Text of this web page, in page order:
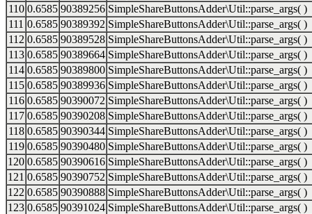
110 0.6585 90389256 SimpleShareButtonsAdder\Util::parse_args( )
111 0.6585 90389392 SimpleShareButtonsAdder\Util::parse_args( )
112 0.6585 90389528 SimpleShareButtonsAdder\Util::parse_args( )
113 0.6585 90389664 SimpleShareButtonsAdder\Util::parse_args( )
114 0.6585 90389800 SimpleShareButtonsAdder\Util::parse_args( )
115 0.6585 90389936 SimpleShareButtonsAdder\Util::parse_args( )
116 0.6585 90390072 SimpleShareButtonsAdder\Util::parse_args( )
117 0.6585 90390208 SimpleShareButtonsAdder\Util::parse_args( )
118 0.6585 90390344 SimpleShareButtonsAdder\Util::parse_args( )
119 0.6585 90390480 SimpleShareButtonsAdder\Util::parse_args( )
120 0.6585 90390616 SimpleShareButtonsAdder\Util::parse_args( )
121 0.6585 90390752 SimpleShareButtonsAdder\Util::parse_args( )
122 0.6585 90390888 SimpleShareButtonsAdder\Util::parse_args( )
123 0.6585 90391024 SimpleShareButtonsAdder\Util::parse_args( )